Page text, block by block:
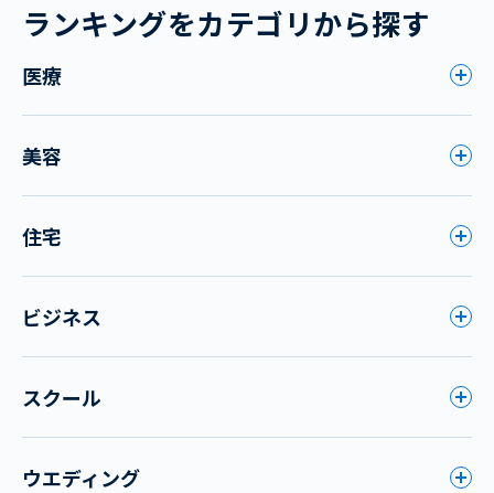
ランキングをカテゴリから探す
医療
美容
住宅
ビジネス
スクール
ウエディング